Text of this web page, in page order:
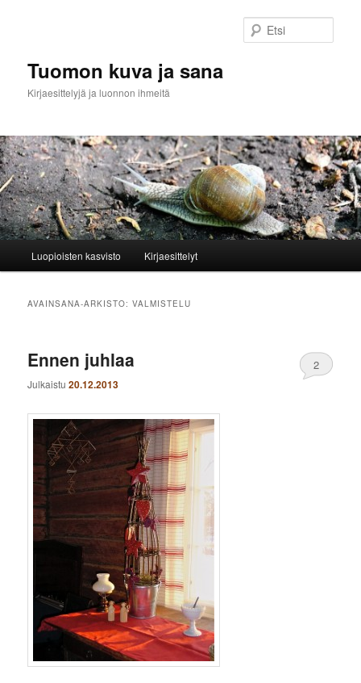
Tuomon kuva ja sana
Kirjaesittelyjä ja luonnon ihmeitä
Luopioisten kasvisto Kirjaesittelyt
AVAINSANA-ARKISTO:VALMISTELU
Ennen juhlaa
Julkaistu20.12.2013
2